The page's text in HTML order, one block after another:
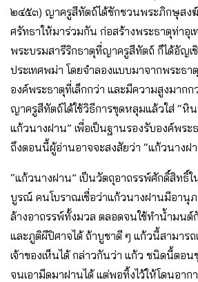
๒๔๕๓) ญาครูสีทัตถ์ได้ชักชวนพระภิกษุสง
ศรัทธาให้มาร่วมกัน ก่อสร้างพระธาตุท่าอุเ
พระบรมสารีริกธาตุที่ญาครูสีทัตถ์ ก็ได้อัญเ
ประเทศพม่า โดยจําลองแบบมาจากพระธ
องค์พระธาตุที่เล็กกว่า และมีความสูงมาก
ญาครูสีทัตถ์ได้ใช้วิธีการขุดหลุมแล้วใส่ “หิ
แก้วนางฝาน” เพื่อเป็นฐานรองรับองค์พระ
ถึงตอนนี้ผู้อ่านอาจจะสงสัยว่า “แก้วนางฝา
“แก้วนางฝาน” เป็นวัตถุอาถรรพ์ศักดิ์สิทธิ์
บูรณ์ คนโบราณเชื่อว่าแก้วนางฝานมีอานุ
ล้างอาถรรพ์ทั้งมวล ตลอดจนใช้ทําน้ำมน
และภูติผีปิศาจได้ ถ้าบูชาดี ๆ แก้วนี้สามารถ
เจ้าของเห็นได้ กล่าวกันว่า แก้ว ชนิดนี้ตอ
จนเอามีดมาฝานได้ แต่พอทิ้งไว้ให้โดนอาก